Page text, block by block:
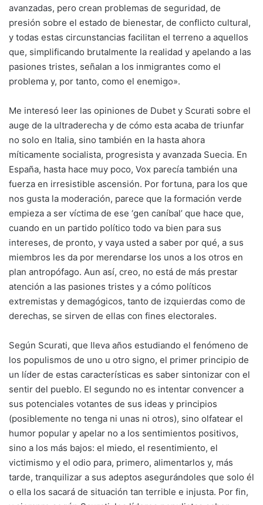
avanzadas, pero crean problemas de seguridad, de
presión sobre el estado de bienestar, de conflicto cultural,
y todas estas circunstancias facilitan el terreno a aquellos
que, simplificando brutalmente la realidad y apelando a las
pasiones tristes, señalan a los inmigrantes como el
problema y, por tanto, como el enemigo».
Me interesó leer las opiniones de Dubet y Scurati sobre el
auge de la ultraderecha y de cómo esta acaba de triunfar
no solo en Italia, sino también en la hasta ahora
míticamente socialista, progresista y avanzada Suecia. En
España, hasta hace muy poco, Vox parecía también una
fuerza en irresistible ascensión. Por fortuna, para los que
nos gusta la moderación, parece que la formación verde
empieza a ser víctima de ese ‘gen caníbal’ que hace que,
cuando en un partido político todo va bien para sus
intereses, de pronto, y vaya usted a saber por qué, a sus
miembros les da por merendarse los unos a los otros en
plan antropófago. Aun así, creo, no está de más prestar
atención a las pasiones tristes y a cómo políticos
extremistas y demagógicos, tanto de izquierdas como de
derechas, se sirven de ellas con fines electorales.
Según Scurati, que lleva años estudiando el fenómeno de
los populismos de uno u otro signo, el primer principio de
un líder de estas características es saber sintonizar con el
sentir del pueblo. El segundo no es intentar convencer a
sus potenciales votantes de sus ideas y principios
(posiblemente no tenga ni unas ni otros), sino olfatear el
humor popular y apelar no a los sentimientos positivos,
sino a los más bajos: el miedo, el resentimiento, el
victimismo y el odio para, primero, alimentarlos y, más
tarde, tranquilizar a sus adeptos asegurándoles que solo él
o ella los sacará de situación tan terrible e injusta. Por fin,